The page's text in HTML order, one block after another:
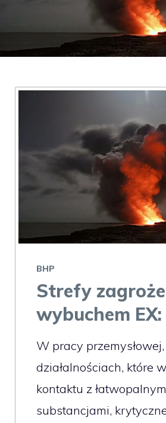
BHP
Strefy
wybuchem EX:
W pracy
działalnościach, które
kontaktu z
substancjami,